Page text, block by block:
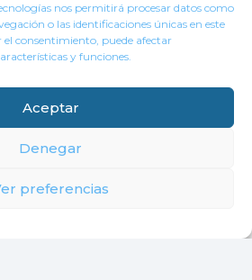
nos permitirá procesar datos como
o las identificaciones únicas en este
consentimiento, puede afectar
y funciones.
Aceptar
Denegar
preferencias